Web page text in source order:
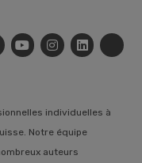
individuelles à
Notre équipe
auteurs